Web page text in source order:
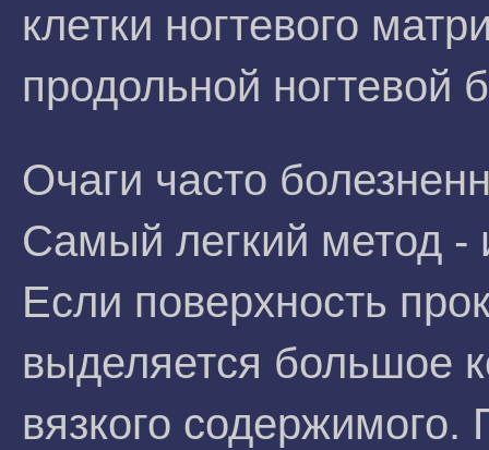
клетки ногтевого
продольной ногтевой
Очаги часто
Самый легкий метод -
Если поверхность
выделяется большое
вязкого